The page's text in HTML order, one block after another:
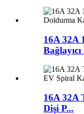
16A 32A
16A 32A
Dişi P...